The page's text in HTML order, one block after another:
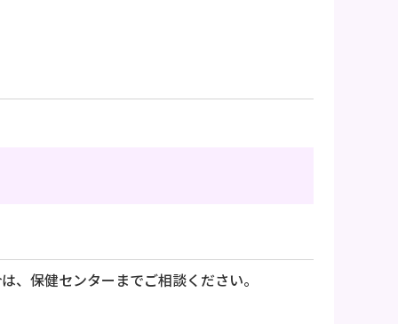
、保健センターまでご相談ください。